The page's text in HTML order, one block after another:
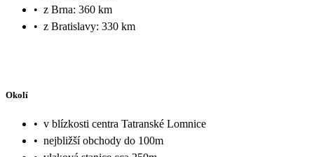
• z Brna: 360 km
• z Bratislavy: 330 km
Okolí
• v blízkosti centra Tatranské Lomnice
• nejbližší obchody do 100m